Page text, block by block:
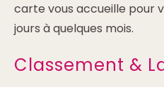
carte vous accueille pour
jours à quelques mois.
Classement &